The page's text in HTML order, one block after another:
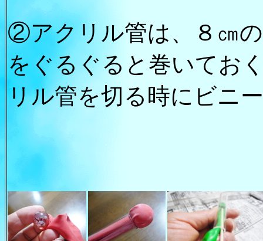
②アクリル管は、８㎝
をぐるぐると巻いてお
リル管を切る時にビニ